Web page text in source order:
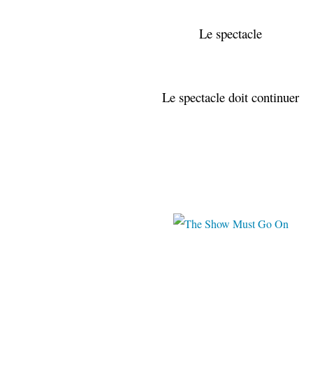
Le spectacle
Le spectacle doit continuer